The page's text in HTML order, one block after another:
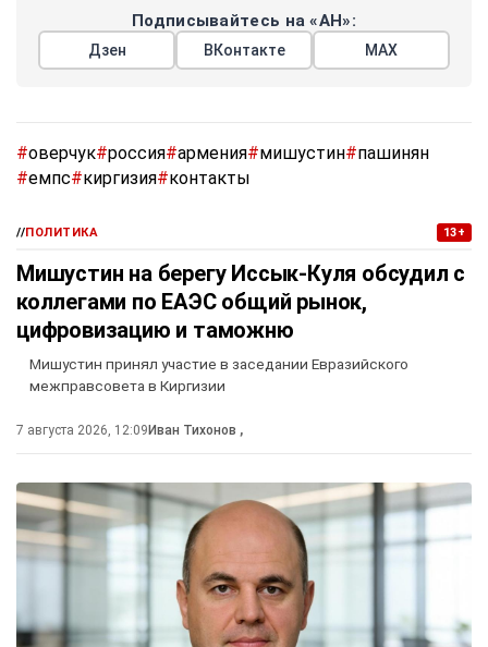
Подписывайтесь на «АН»:
Дзен ВКонтакте МАХ
#оверчук#россия#армения#мишустин#пашинян
#емпс#киргизия#контакты
//ПОЛИТИКА 13+
Мишустин на берегу Иссык-Куля обсудил с
коллегами по ЕАЭС общий рынок,
цифровизацию и таможню
Мишустин принял участие в заседании Евразийского
межправсовета в Киргизии
7 августа 2026, 12:09 Иван Тихонов ,